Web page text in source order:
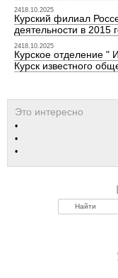
2418.10.2025
Курский филиал
деятельности в 2015
2418.10.2025
Курское отделение "
Курск известного
Найти